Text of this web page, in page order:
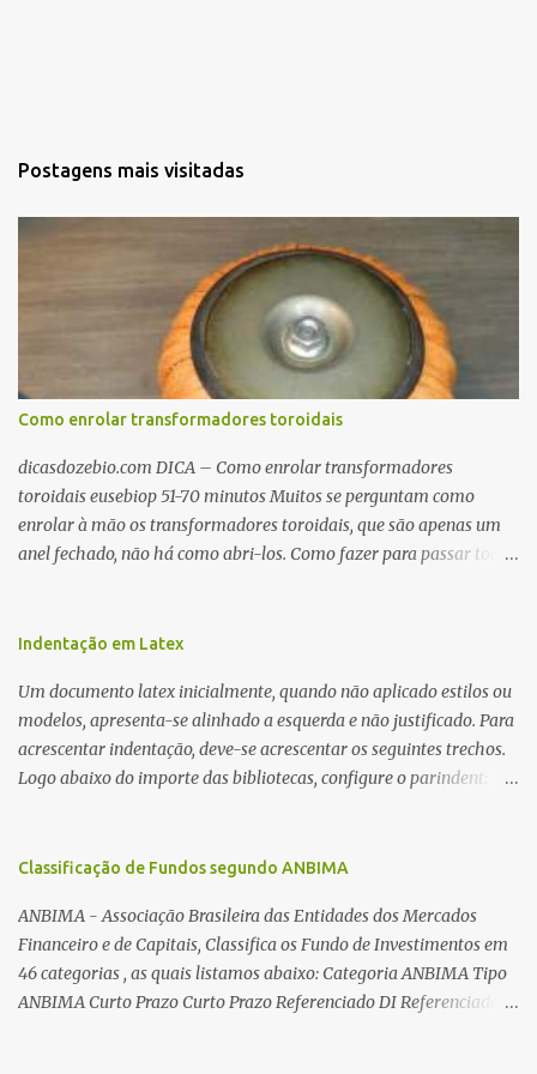
Postagens mais visitadas
Como enrolar transformadores toroidais
dicasdozebio.com DICA – Como enrolar transformadores
toroidais eusebiop 51-70 minutos Muitos se perguntam como
enrolar à mão os transformadores toroidais, que são apenas um
anel fechado, não há como abri-los. Como fazer para passar toda
utilizadas para automatizar a bobinagem de grandes e pequenos
dos núcleos e dos transformadores toroidais e como foram
desmontados dois deles. Características dos transformadores
toroidais Os transformadores toroidais tem aparecido cada vez
mais em circuitos eletrônicos, pois apresentam algumas
é baixíssima ao redor do transformador, o que perm...
Indentação em Latex
Um documento latex inicialmente, quando não aplicado estilos ou
modelos, apresenta-se alinhado a esquerda e não justificado. Para
acrescentar indentação, deve-se acrescentar os seguintes trechos.
Logo abaixo do importe das bibliotecas, configure o parindent:
{1cm plus 4mm minus 3mm} Para indentar um paragrafo
de um paragrafo, use: \noindent
Classificação de Fundos segundo ANBIMA
ANBIMA - Associação Brasileira das Entidades dos Mercados
Financeiro e de Capitais, Classifica os Fundo de Investimentos em
46 categorias , as quais listamos abaixo: Categoria ANBIMA Tipo
ANBIMA Curto Prazo Curto Prazo Referenciado DI Referenciado